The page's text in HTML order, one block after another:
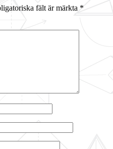
fält är märkta *